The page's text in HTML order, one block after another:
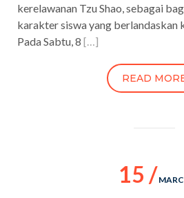
kerelawanan Tzu Shao, sebagai
karakter siswa yang berlandaskan
Pada Sabtu, 8 […]
READ
15 /